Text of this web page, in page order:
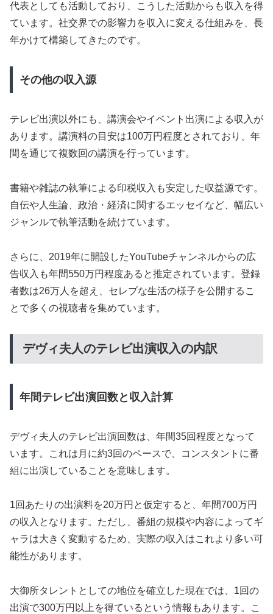
代表としても活動しており、こうした活動からも収入を得
ています。社交界での影響力を収入に変える仕組みを、長
年かけて構築してきたのです。
その他の収入源
テレビ出演以外にも、講演会やイベント出演による収入が
あります。講演料の目安は100万円程度とされており、年
間を通じて複数回の講演を行っています。
書籍や雑誌の執筆による印税収入も安定した収益源です。
自伝や人生論、政治・経済に関するエッセイなど、幅広い
ジャンルで執筆活動を続けています。
さらに、2019年に開設したYouTubeチャンネルからの広
告収入も年間550万円程度あると推定されています。登録
者数は26万人を超え、セレブな生活の様子を公開するこ
とで多くの視聴者を集めています。
デヴィ夫人のテレビ出演収入の内訳
年間テレビ出演回数と収入計算
デヴィ夫人のテレビ出演回数は、年間35回程度となって
います。これは月に約3回のペースで、コンスタントに番
組に出演していることを意味します。
1回あたりの出演料を20万円と仮定すると、年間700万円
の収入となります。ただし、番組の規模や内容によってギ
ャラは大きく変動するため、実際の収入はこれより多い可
能性があります。
大御所タレントとしての地位を確立した現在では、1回の
出演で300万円以上を得ているという情報もあります。こ